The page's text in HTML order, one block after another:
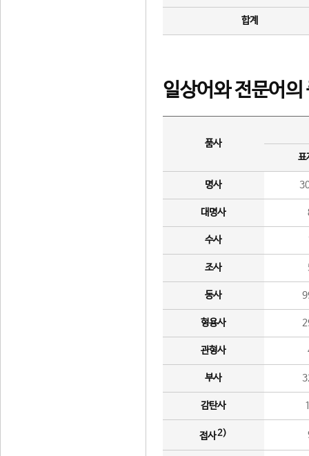
합계
일상어와 전문어의
품사
표
명사
대명사
수사
조사
동사
형용사
관형사
부사
감탄사
접사2)